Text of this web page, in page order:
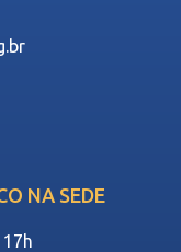
NA SEDE